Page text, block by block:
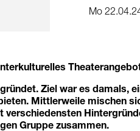
Mo
Ziel war es damals,
Mittlerweile mischen
Gruppe zusammen.